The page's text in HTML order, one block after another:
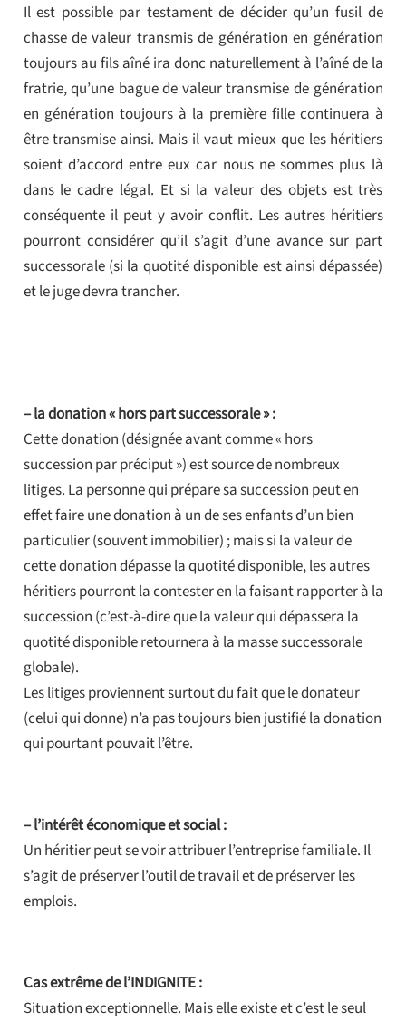
Il est possible par testament de décider qu’un fusil de
chasse de valeur transmis de génération en génération
toujours au fils aîné ira donc naturellement à l’aîné de la
fratrie, qu’une bague de valeur transmise de génération
en génération toujours à la première fille continuera à
être transmise ainsi. Mais il vaut mieux que les héritiers
soient d’accord entre eux car nous ne sommes plus là
dans le cadre légal. Et si la valeur des objets est très
conséquente il peut y avoir conflit. Les autres héritiers
pourront considérer qu’il s’agit d’une avance sur part
successorale (si la quotité disponible est ainsi dépassée)
et le juge devra trancher.
– la donation « hors part successorale » :
Cette donation (désignée avant comme « hors
succession par préciput ») est source de nombreux
litiges. La personne qui prépare sa succession peut en
effet faire une donation à un de ses enfants d’un bien
particulier (souvent immobilier) ; mais si la valeur de
cette donation dépasse la quotité disponible, les autres
héritiers pourront la contester en la faisant rapporter à la
succession (c’est-à-dire que la valeur qui dépassera la
quotité disponible retournera à la masse successorale
globale).
Les litiges proviennent surtout du fait que le donateur
(celui qui donne) n’a pas toujours bien justifié la donation
qui pourtant pouvait l’être.
– l’intérêt économique et social :
Un héritier peut se voir attribuer l’entreprise familiale. Il
s’agit de préserver l’outil de travail et de préserver les
emplois.
Cas extrême de l’INDIGNITE :
Situation exceptionnelle. Mais elle existe et c’est le seul